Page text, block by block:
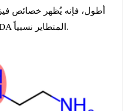
أطول، فإنه يُظهر خصائص
أعلى ولزوجة أعلى مقارنة بـ EDA المتطاير نسبياً.